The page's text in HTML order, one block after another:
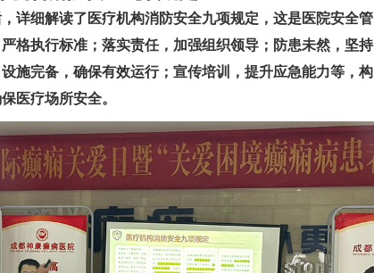
详细解读了医疗机构消防安全九项规定，这是医院安全管
格执行标准；落实责任，加强组织领导；防患未然，坚持
设施完备，确保有效运行；宣传培训，提升应急能力等，构
医疗场所安全。